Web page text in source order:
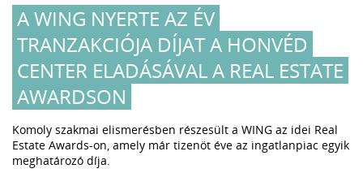
A WING NYERTE AZ ÉV
TRANZAKCIÓJA DÍJAT A HONVÉD
CENTER ELADÁSÁVAL A REAL ESTATE
AWARDSON
Komoly szakmai elismerésben részesült a WING az idei Real
Estate Awards-on, amely már tizenöt éve az ingatlanpiac egyik
meghatározó díja.